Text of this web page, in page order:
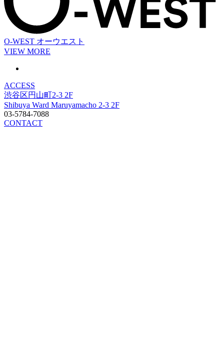
O-WEST オーウエスト
VIEW MORE
ACCESS
渋谷区円山町2-3 2F
Shibuya Ward Maruyamacho 2-3 2F
03-5784-7088
CONTACT